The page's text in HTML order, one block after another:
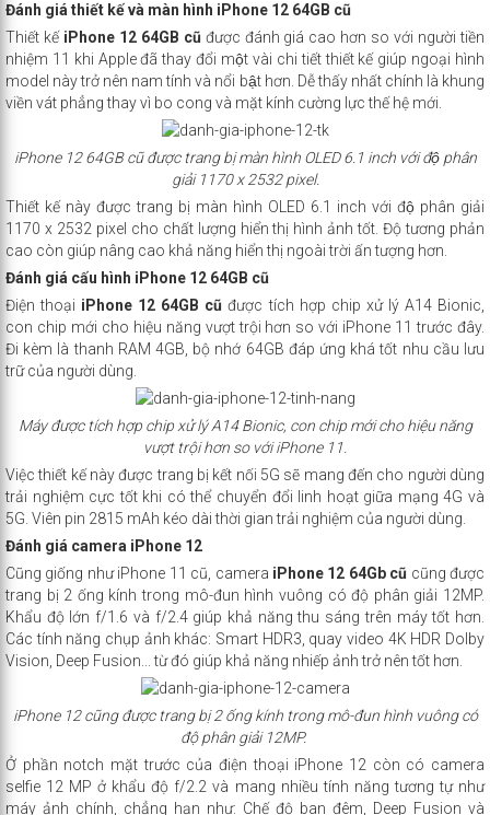
Đánh giá thiết kế và màn hình iPhone 12 64GB cũ
Thiết kế iPhone 12 64GB cũ được đánh giá cao hơn so với người tiền
nhiệm 11 khi Apple đã thay đổi một vài chi tiết thiết kế giúp ngoại hình
model này trở nên nam tính và nổi bật hơn. Dễ thấy nhất chính là khung
viền vát phẳng thay vì bo cong và mặt kính cường lực thế hệ mới.
iPhone 12 64GB cũđược trang bị màn hình OLED 6.1 inch với độ phân
giải 1170 x 2532 pixel.
Thiết kế này được trang bị màn hình OLED 6.1 inch với độ phân giải
1170 x 2532 pixel cho chất lượng hiển thị hình ảnh tốt. Độ tương phản
cao còn giúp nâng cao khả năng hiển thị ngoài trời ấn tượng hơn.
Đánh giá cấu hình iPhone 12 64GB cũ
Điện thoại iPhone 12 64GB cũđược tích hợp chip xử lý A14 Bionic,
con chip mới cho hiệu năng vượt trội hơn so với iPhone 11 trước đây.
Đi kèm là thanh RAM 4GB, bộ nhớ 64GB đáp ứng khá tốt nhu cầu lưu
trữ của người dùng.
Máy được tích hợp chip xử lý A14 Bionic, con chip mới cho hiệu năng
vượt trội hơn so với iPhone 11.
Việc thiết kế này được trang bị kết nối 5G sẽ mang đến cho người dùng
trải nghiệm cực tốt khi có thể chuyển đổi linh hoạt giữa mạng 4G và
5G. Viên pin 2815 mAh kéo dài thời gian trải nghiệm của người dùng.
Đánh giá camera iPhone 12
Cũng giống nhưiPhone 11 cũ , camera iPhone 12 64Gb cũ cũng được
trang bị 2 ống kính trong mô-đun hình vuông có độ phân giải 12MP.
Khẩu độ lớn f/1.6 và f/2.4 giúp khả năng thu sáng trên máy tốt hơn.
Các tính năng chụp ảnh khác: Smart HDR3, quay video 4K HDR Dolby
Vision, Deep Fusion... từ đó giúp khả năng nhiếp ảnh trở nên tốt hơn.
iPhone 12 cũng được trang bị 2 ống kính trong mô-đun hình vuông có
độ phân giải 12MP.
Ở phần notch mặt trước của điện thoại iPhone 12 còn có camera
selfie 12 MP ở khẩu độ f/2.2 và mang nhiều tính năng tương tự như
máy ảnh chính, chẳng hạn như: Chế độ ban đêm, Deep Fusion và